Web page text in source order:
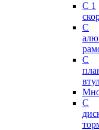
С 1
С
С
С